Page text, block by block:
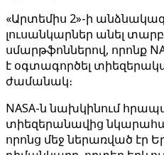
«Արտեմիս 2»-ի
լուսանկարներ անել
սմարթֆոններով, որոնք
է օգտագործել
ժամանակ։
NASA-ն նախկինում
տիեզերանավից
որոնց մեջ ներառված էր